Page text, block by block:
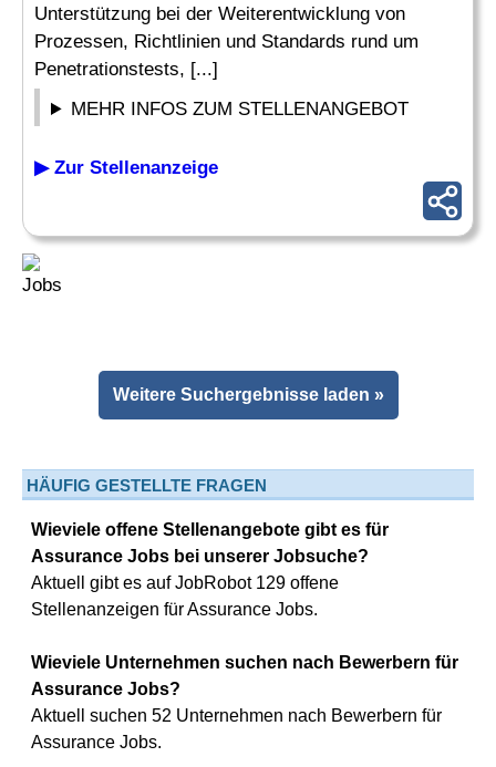
Unterstützung bei der Weiterentwicklung von
Prozessen, Richtlinien und Standards rund um
Penetrationstests, [...]
MEHR INFOS ZUM STELLENANGEBOT
▶ Zur Stellenanzeige
Weitere Suchergebnisse laden »
HÄUFIG GESTELLTE FRAGEN
Wieviele offene Stellenangebote gibt es für
Assurance Jobs bei unserer Jobsuche?
Aktuell gibt es auf JobRobot 129 offene
Stellenanzeigen für Assurance Jobs.
Wieviele Unternehmen suchen nach Bewerbern für
Assurance Jobs?
Aktuell suchen 52 Unternehmen nach Bewerbern für
Assurance Jobs.